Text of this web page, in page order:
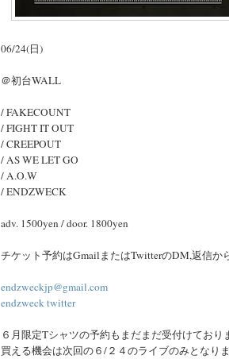
06/24(日)
＠初台WALL
/ FAKECOUNT
/ FIGHT IT OUT
/ CREEPOUT
/ AS WE LET GO
/ A.O.W
/ ENDZWECK
adv. 1500yen / door. 1800yen
チケット予約はGmailまたはTwitterのDM,返信か
endzweckjp@gmail.com
endzweck twitter
６月限定Tシャツの予約もまだまだ受付けており
買える機会は次回の６/２４のライブのみとなり